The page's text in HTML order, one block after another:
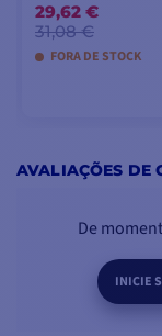
29,62 €
31,08 €
FORA DE STOCK
AVALIAÇÕES DE
De
INICIE